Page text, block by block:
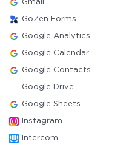
Gmail
GoZen Forms
Google Analytics
Google Calendar
Google Contacts
Google Drive
Google Sheets
Instagram
Intercom